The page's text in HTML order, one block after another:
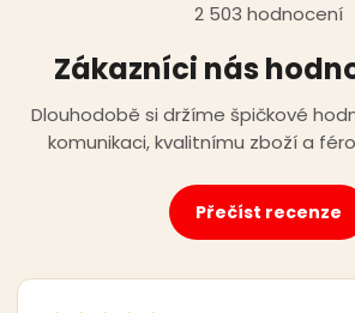
2 503 hodnocení
Zákazníci nás
Dlouhodobě si držíme špičkové
komunikaci, kvalitnímu zboží a
Přečíst recenze